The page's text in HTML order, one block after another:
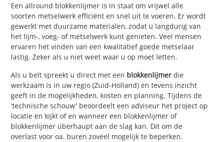
Een allround blokkenlijmer is in staat om vrijwel alle
soorten metselwerk efficiënt en snel uit te voeren. Er wordt
gewerkt met duurzame materialen, zodat u langdurig van
het lijm-, voeg- of metselwerk kunt genieten. Veel mensen
ervaren het vinden van een kwalitatief goede metselaar
lastig. Zeker als u niet weet waar u op moet letten.
Als u belt spreekt u direct met een blokkenlijmer die
werkzaam is in uw regio (Zuid-Holland) en tevens inzicht
geeft in de mogelijkheden, kosten en planning. Tijdens de
'technische schouw' beoordeelt een adviseur het project op
locatie en kijkt of en wanneer een blokkenlijmer of
blokkenlijmer überhaupt aan de slag kan. Dit om de
overlast voor oa. buren zoveel mogelijk te beperken.